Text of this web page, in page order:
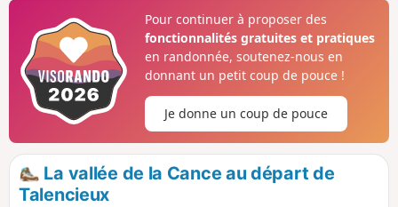
Viaduc du Thorrenson . Ne pas oublier une
lampe frontale ou autre pour la traversée
des deux tunnels.
Pour continuer à proposer des
fonctionnalités gratuites et pratiques
en randonnée, soutenez-nous en
donnant un petit coup de pouce !
Je donne un coup de pouce
La vallée de la Cance au départ de
Talencieux